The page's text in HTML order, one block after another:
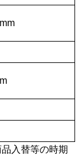
入替等の時期